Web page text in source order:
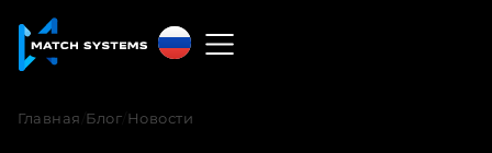
Русский
Главная Блог Новости